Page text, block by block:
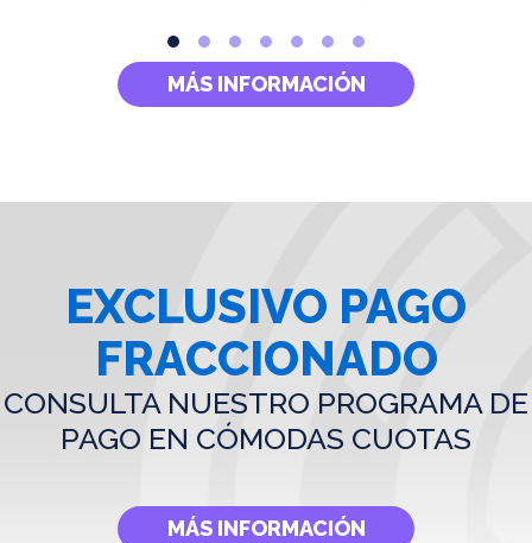
MÁS INFORMACIÓN
EXCLUSIVO PAGO
FRACCIONADO
CONSULTA NUESTRO PROGRAMA DE
PAGO EN CÓMODAS CUOTAS
MÁS INFORMACIÓN